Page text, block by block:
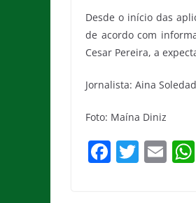
Desde o início das
de acordo com
Cesar Pereira, a
Jornalista: Aina Soledad
Foto: Maína Diniz
F T E